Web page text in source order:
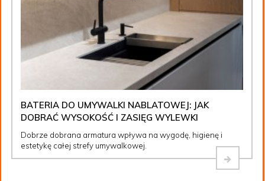
BATERIA DO UMYWALKI NABLATOWEJ: JAK
DOBRAĆ WYSOKOŚĆ I ZASIĘG WYLEWKI
Dobrze dobrana armatura wpływa na wygodę, higienę i
estetykę całej strefy umywalkowej.